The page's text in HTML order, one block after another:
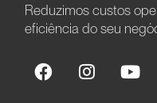
Reduzimos custos
eficiência do seu